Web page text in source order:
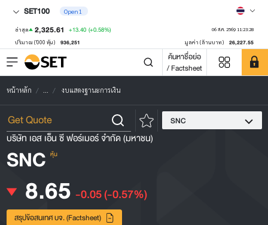
SET100 Open1
ล่าสุด 2,325.61 +13.40 (+0.58%) 06 ส.ค. 2569 11:23:28
ปริมาณ ('000 หุ้น) 936,251 มูลค่า (ล้านบาท) 26,227.55
ค้นหาชื่อย่อ
/ Factsheet
หน้าหลัก ... งบแสดงฐานะการเงิน
SNC
บริษัท เอส เอ็น ซี ฟอร์เมอร์ จำกัด (มหาชน)
SNC หุ้น
8.65 -0.05(-0.57%)
สรุปข้อสนเทศ บจ. (Factsheet)